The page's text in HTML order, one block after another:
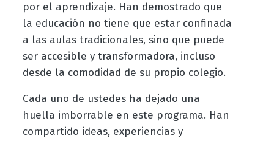
por el aprendizaje. Han demostrado que
la educación no tiene que estar confinada
a las aulas tradicionales, sino que puede
ser accesible y transformadora, incluso
desde la comodidad de su propio colegio.
Cada uno de ustedes ha dejado una
huella imborrable en este programa. Han
compartido ideas, experiencias y